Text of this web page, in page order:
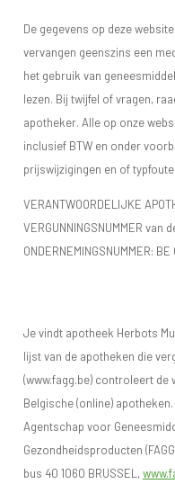
De gegevens op deze
vervangen geenszins een
het gebruik van
lezen. Bij twijfel of vragen,
apotheker. Alle op onze
inclusief BTW en onder
prijswijzigingen en of
VERANTWOORDELIJKE
VERGUNNINGSNUMMER van
ONDERNEMINGSNUMMER: BE
Je vindt apotheek Herbots
lijst van de apotheken die
(www.fagg.be) controleert de
Belgische (online)
Agentschap voor
Gezondheidsproducten
bus 40 1060 BRUSSEL,